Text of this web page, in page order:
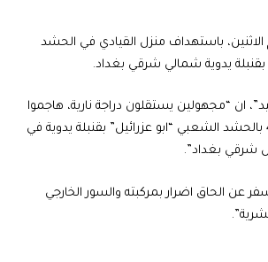
الاثنين، باستهداف منزل القيادي في الحشد
بقنبلة يدوية شمالي شرقي بغداد.
ان “مجهولين يستقلون دراجة نارية، هاجموا
منزل معاون اللواء 40 بالحشد الشعبي “ابو عزرائيل” بقنبلة يدوية في
بغداد”.
عن الحاق اضرار بمركبته والسور الخارجي